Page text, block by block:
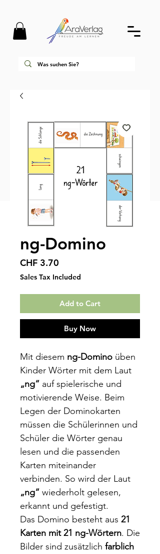
ng-Domino
CHF 3.70
Sales Tax Included
Add to Cart
Buy Now
Mit diesem ng-Domino üben
Kinder Wörter mit dem Laut
„ng“ auf spielerische und
motivierende Weise. Beim
Legen der Dominokarten
müssen die Schülerinnen und
Schüler die Wörter genau
lesen und die passenden
Karten miteinander
verbinden. So wird der Laut
„ng“ wiederholt gelesen,
erkannt und gefestigt.
Das Domino besteht aus 21
Karten mit 21 ng-Wörtern. Die
Bilder sind zusätzlich farblich